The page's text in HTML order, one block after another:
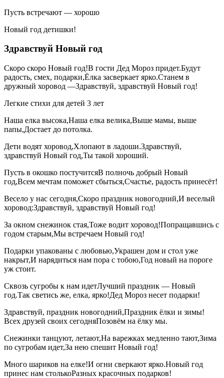
Пусть встречают — хорошо
Новый год детишки!
Здравствуй Новый год
Скоро скоро Новый год!В гости Дед Мороз придет.Будут
радость, смех, подарки,Ёлка засверкает ярко.Станем в
дружный хоровод —Здравствуй, здравствуй Новый год!
Легкие стихи для детей 3 лет
Наша елка высока,Наша елка велика,Выше мамы, выше
папы,Достает до потолка.
Дети водят хоровод,Хлопают в ладоши.Здравствуй,
здравствуй Новый год,Ты такой хороший.
Пусть в окошко постучитсяВ полночь добрый Новый
год,Всем мечтам поможет сбыться,Счастье, радость принесёт!
Весело у нас сегодня,Скоро праздник новогодний,И веселый
хоровод:Здравствуй, здравствуй Новый год!
За окном снежинок стая,Тоже водит хоровод!Попращавшись с
годом старым,Мы встречаем Новый год!
Подарки упакованы с любовью,Украшен дом и стол уже
накрыт,И нарядиться нам пора с тобою,Год новый на пороге
уж стоит.
Сквозь сугробы к нам идетЛучший праздник — Новый
год.Так светись же, елка, ярко!Дед Мороз несет подарки!
Здравствуй, праздник новогодний,Праздник ёлки и зимы!
Всех друзей своих сегодняПозовём на ёлку мы.
Снежинки танцуют, летают,На варежках медленно тают,Зима
по сугробам идет,За нею спешит Новый год!
Много шариков на елке!И огни сверкают ярко.Новый год
принес нам столькоРазных красочных подарков!